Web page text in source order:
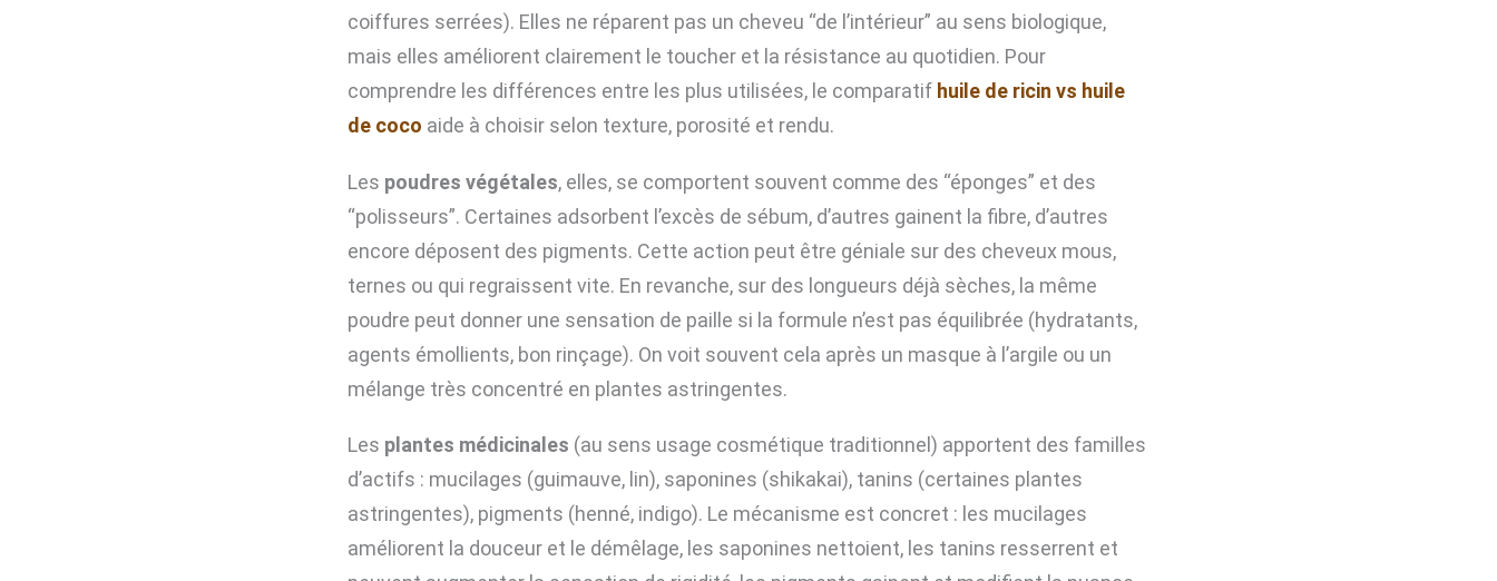
coiffures serrées). Elles ne réparent pas un cheveu “de l’intérieur” au sens biologique,
mais elles améliorent clairement le toucher et la résistance au quotidien. Pour
comprendre les différences entre les plus utilisées, le comparatif huile de ricin vs huile
de coco aide à choisir selon texture, porosité et rendu.
Les poudres végétales, elles, se comportent souvent comme des “éponges” et des
“polisseurs”. Certaines adsorbent l’excès de sébum, d’autres gainent la fibre, d’autres
encore déposent des pigments. Cette action peut être géniale sur des cheveux mous,
ternes ou qui regraissent vite. En revanche, sur des longueurs déjà sèches, la même
poudre peut donner une sensation de paille si la formule n’est pas équilibrée (hydratants,
agents émollients, bon rinçage). On voit souvent cela après un masque à l’argile ou un
mélange très concentré en plantes astringentes.
Les plantes médicinales (au sens usage cosmétique traditionnel) apportent des familles
d’actifs : mucilages (guimauve, lin), saponines (shikakai), tanins (certaines plantes
astringentes), pigments (henné, indigo). Le mécanisme est concret : les mucilages
améliorent la douceur et le démêlage, les saponines nettoient, les tanins resserrent et